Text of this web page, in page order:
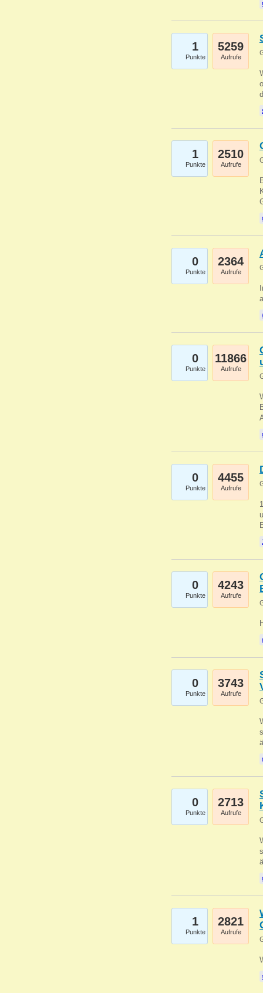
1
Punkte
5259
Aufrufe
1
Punkte
2510
Aufrufe
0
Punkte
2364
Aufrufe
0
Punkte
11866
Aufrufe
0
Punkte
4455
Aufrufe
0
Punkte
4243
Aufrufe
0
Punkte
3743
Aufrufe
0
Punkte
2713
Aufrufe
1
Punkte
2821
Aufrufe